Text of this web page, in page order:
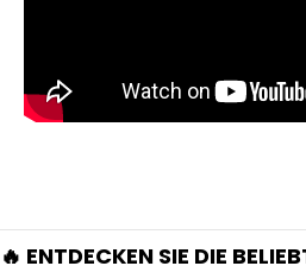
🔥 ENTDECKEN SIE DIE